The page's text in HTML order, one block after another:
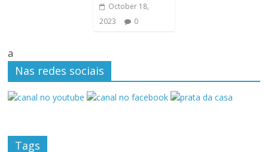
October 18,
2023
0
a
Nas redes sociais
Tags